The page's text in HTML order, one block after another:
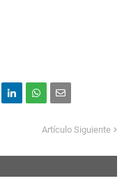
Artículo Siguiente